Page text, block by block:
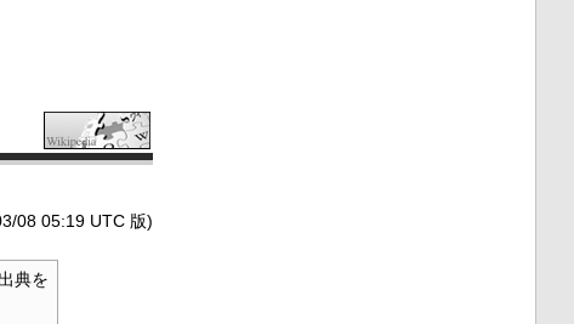
08 05:19 UTC 版)
典を